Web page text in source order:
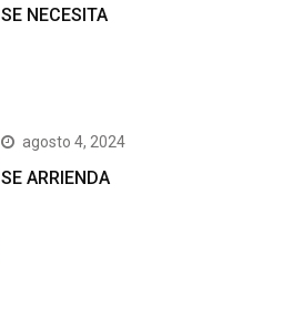
SE NECESITA
agosto 4, 2024
SE ARRIENDA